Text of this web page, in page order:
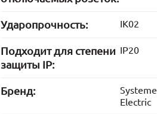
Ударопрочность: IK02
Подходит для степени
защиты IP:
IP20
Бренд:
Systeme
Electric